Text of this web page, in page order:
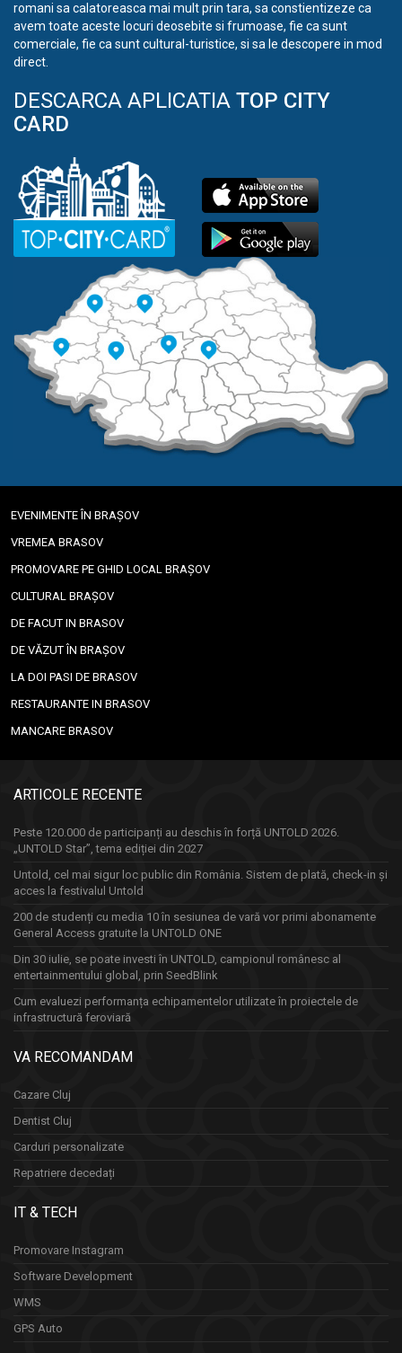
romani sa calatoreasca mai mult prin tara, sa constientizeze ca
avem toate aceste locuri deosebite si frumoase, fie ca sunt
comerciale, fie ca sunt cultural-turistice, si sa le descopere in mod
direct.
DESCARCA APLICATIA TOP CITY
CARD
EVENIMENTE ÎN BRAȘOV
VREMEA BRASOV
PROMOVARE PE GHID LOCAL BRAȘOV
CULTURAL BRAȘOV
DE FACUT IN BRASOV
DE VĂZUT ÎN BRAȘOV
LA DOI PASI DE BRASOV
RESTAURANTE IN BRASOV
MANCARE BRASOV
ARTICOLE RECENTE
Peste 120.000 de participanți au deschis în forță UNTOLD 2026.
„UNTOLD Star”, tema ediției din 2027
Untold, cel mai sigur loc public din România. Sistem de plată, check-in și
acces la festivalul Untold
200 de studenți cu media 10 în sesiunea de vară vor primi abonamente
General Access gratuite la UNTOLD ONE
Din 30 iulie, se poate investi în UNTOLD, campionul românesc al
entertainmentului global, prin SeedBlink
Cum evaluezi performanța echipamentelor utilizate în proiectele de
infrastructură feroviară
VA RECOMANDAM
Cazare Cluj
Dentist Cluj
Carduri personalizate
Repatriere decedați
IT & TECH
Promovare Instagram
Software Development
WMS
GPS Auto